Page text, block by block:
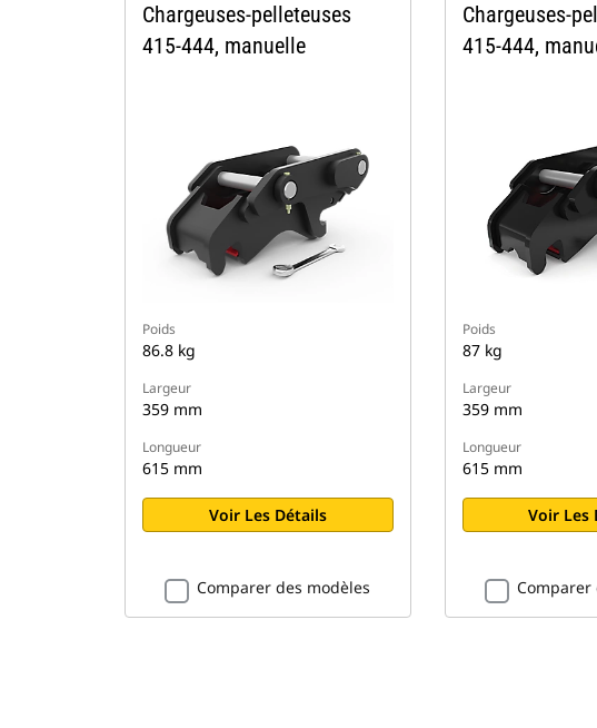
Chargeuses-pelleteuses
415-444, manuelle
Poids
86.8 kg
Largeur
359 mm
Longueur
615 mm
Voir Les Détails
Comparer des modèles
Chargeuses-
415-444,
Poids
87 kg
Largeur
359 mm
Longueur
615 mm
Voir Les
Comparer